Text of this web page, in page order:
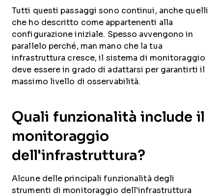
Tutti questi passaggi sono continui, anche quelli
che ho descritto come appartenenti alla
configurazione iniziale. Spesso avvengono in
parallelo perché, man mano che la tua
infrastruttura cresce, il sistema di monitoraggio
deve essere in grado di adattarsi per garantirti il
massimo livello di osservabilità.
Quali funzionalità include il
monitoraggio
dell'infrastruttura?
Alcune delle principali funzionalità degli
strumenti di monitoraggio dell'infrastruttura